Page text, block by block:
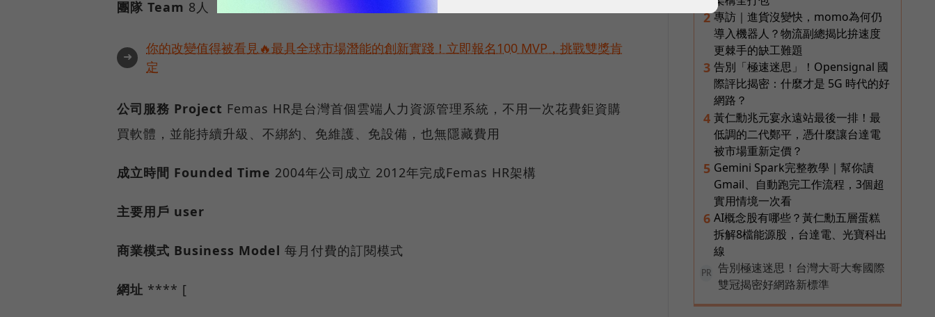
團隊 Team 8人
➜
你的改變值得被看見🔥最具全球市場潛能的創新實踐！立即報名100 MVP，挑戰雙獎肯
定
公司服務 Project Femas HR是台灣首個雲端人力資源管理系統，不用一次花費鉅資購
買軟體，並能持續升級、不綁約、免維護、免設備，也無隱藏費用
成立時間 Founded Time 2004年公司成立 2012年完成Femas HR架構
主要用戶 user
商業模式 Business Model 每月付費的訂閱模式
網址 **** [
2 專訪｜進貨沒變快，momo為何仍
導入機器人？物流副總揭比拚速度
更棘手的缺工難題
3 告別「極速迷思」！Opensignal 國
際評比揭密：什麼才是 5G 時代的好
網路？
4 黃仁勳兆元宴永遠站最後一排！最
低調的二代鄭平，憑什麼讓台達電
被市場重新定價？
5 Gemini Spark完整教學｜幫你讀
Gmail、自動跑完工作流程，3個超
實用情境一次看
6 AI概念股有哪些？黃仁勳五層蛋糕
拆解8檔能源股，台達電、光寶科出
線
PR
告別極速迷思！台灣大哥大奪國際
雙冠揭密好網路新標準